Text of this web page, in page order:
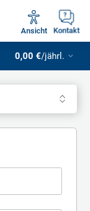
Kontakt
Ansicht
0,00 €/jährl.